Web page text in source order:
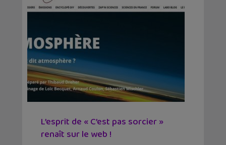
L’esprit de « C’est pas sorcier »
renaît sur le web !